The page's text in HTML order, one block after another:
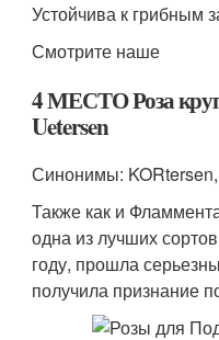
Устойчива к грибным
Смотрите наше
4 МЕСТО Роза
Uetersen
Синонимы:
Также как и
одна из лучших
году, прошла
получила признание